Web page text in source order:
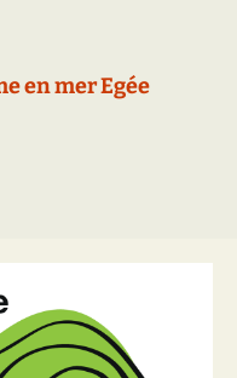
en mer Egée